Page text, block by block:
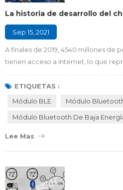
La historia de desarrollo del
Sep 15, 2021
A finales de 2019, 4540 millones de
tienen acceso a Internet, lo que
población mundial. A medida que
información de Internet, cada vez
través de terminales inteligentes .
transmisión de i...
ETIQUETAS :
Módulo BLE
Módulo
Módulo Bluetooth De Baja
Lee Mas